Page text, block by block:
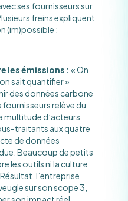
ses fournisseurs sur
freins expliquent
(im)possible :
les émissions : « On
sait quantifier »
des données carbone
relève du
d’acteurs
traitants aux quatre
de données
Beaucoup de petits
les outils ni la culture
l’entreprise
sur son scope 3,